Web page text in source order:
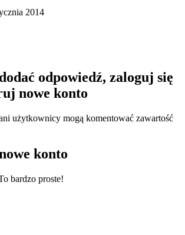
2014
odpowiedź, zaloguj się
nowe konto
użytkownicy mogą komentować zawartość
konto
bardzo proste!